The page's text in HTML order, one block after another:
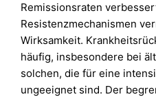
Remissionsraten
Resistenzmechanismen
Wirksamkeit.
häufig, insbesondere bei
solchen, die für eine
ungeeignet sind. Der